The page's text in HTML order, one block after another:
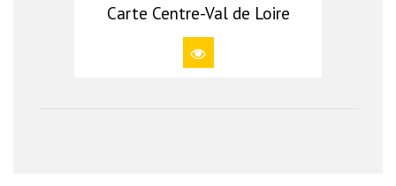
Carte Centre-Val de Loire